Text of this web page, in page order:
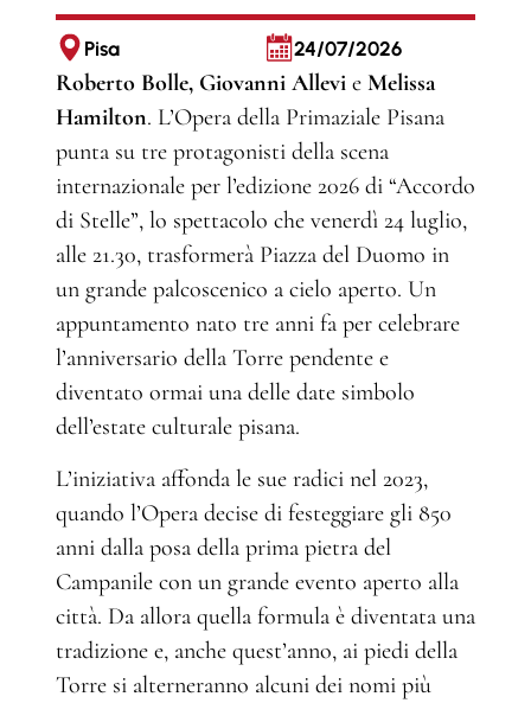
Pisa 24/07/2026
Roberto Bolle, Giovanni Allevi e Melissa
Hamilton. L’Opera della Primaziale Pisana
punta su tre protagonisti della scena
internazionale per l’edizione 2026 di “Accordo
di Stelle”, lo spettacolo che venerdì 24 luglio,
alle 21.30, trasformerà Piazza del Duomo in
un grande palcoscenico a cielo aperto. Un
appuntamento nato tre anni fa per celebrare
l’anniversario della Torre pendente e
diventato ormai una delle date simbolo
dell’estate culturale pisana.
L’iniziativa affonda le sue radici nel 2023,
quando l’Opera decise di festeggiare gli 850
anni dalla posa della prima pietra del
Campanile con un grande evento aperto alla
città. Da allora quella formula è diventata una
tradizione e, anche quest’anno, ai piedi della
Torre si alterneranno alcuni dei nomi più